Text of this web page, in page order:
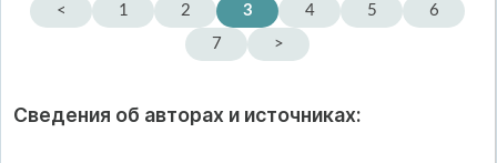
< 1 2 3 4 5
6
7
>
Сведения об авторах и источниках: